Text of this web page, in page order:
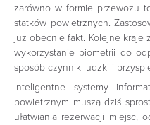
zarówno w formie przewozu
statków powietrznych.
już obecnie fakt. Kolejne kraje
wykorzystanie biometrii do
sposób czynnik ludzki i
Inteligentne systemy
powietrznym muszą dziś
ułatwiania rezerwacji miejsc,